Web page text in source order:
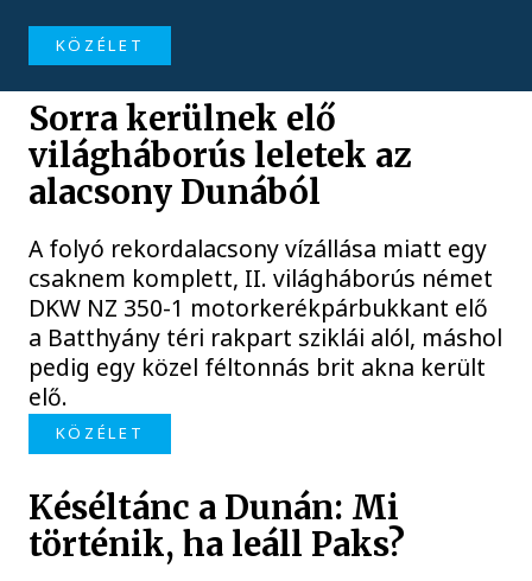
KÖZÉLET
Sorra kerülnek elő
világháborús leletek az
alacsony Dunából
A folyó rekordalacsony vízállása miatt egy
csaknem komplett, II. világháborús német
DKW NZ 350-1 motorkerékpárbukkant elő
a Batthyány téri rakpart sziklái alól, máshol
pedig egy közel féltonnás brit akna került
elő.
KÖZÉLET
Késéltánc a Dunán: Mi
történik, ha leáll Paks?